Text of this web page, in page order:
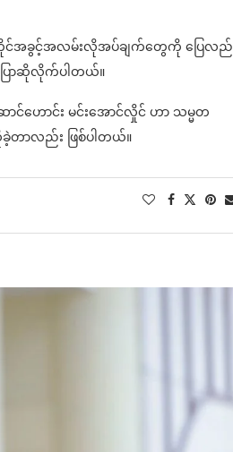
ပ်အကိုင်အခွင့်အလမ်းလိုအပ်ချက်တွေကို ပြေလည်
ြောဆိုလိုက်ပါတယ်။
ာင်ဟောင်း မင်းအောင်လှိုင် ဟာ သမ္မတ
ခဲ့တာလည်း ဖြစ်ပါတယ်။